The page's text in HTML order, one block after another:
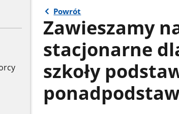
Powrót
Zawieszamy
stacjonarne
szkoły